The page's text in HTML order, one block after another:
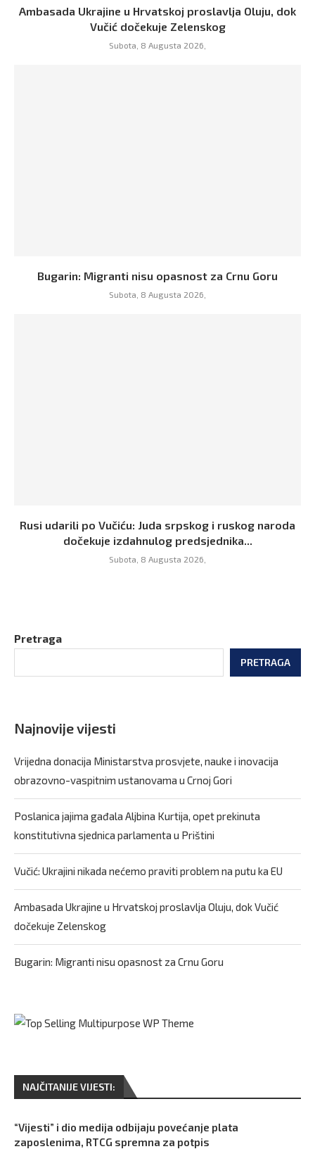
Ambasada Ukrajine u Hrvatskoj proslavlja Oluju, dok
Vučić dočekuje Zelenskog
Subota, 8 Augusta 2026,
Bugarin: Migranti nisu opasnost za Crnu Goru
Subota, 8 Augusta 2026,
Rusi udarili po Vučiću: Juda srpskog i ruskog naroda
dočekuje izdahnulog predsjednika...
Subota, 8 Augusta 2026,
Pretraga
PRETRAGA
Najnovije vijesti
Vrijedna donacija Ministarstva prosvjete, nauke i inovacija
obrazovno-vaspitnim ustanovama u Crnoj Gori
Poslanica jajima gađala Aljbina Kurtija, opet prekinuta
konstitutivna sjednica parlamenta u Prištini
Vučić: Ukrajini nikada nećemo praviti problem na putu ka EU
Ambasada Ukrajine u Hrvatskoj proslavlja Oluju, dok Vučić
dočekuje Zelenskog
Bugarin: Migranti nisu opasnost za Crnu Goru
NAJČITANIJE VIJESTI:
“Vijesti” i dio medija odbijaju povećanje plata
zaposlenima, RTCG spremna za potpis